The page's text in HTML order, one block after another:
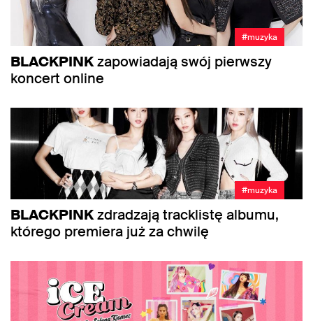
#muzyka
BLACKPINKzapowiadają swój pierwszy
koncert online
#muzyka
BLACKPINKzdradzają tracklistę albumu,
którego premiera już za chwilę